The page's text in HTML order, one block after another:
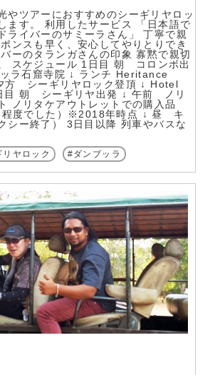
やツアーにおすすめのシーギリヤロッ
ます。 利用したサービス 「日本語で
ライバーのサミーラさん」 丁寧で親
ンスも早く、安心してやりとりでき
ーのタランガさんの印象 寡黙で親切
スケジュール 1日目 朝 コロンボ出
ラ石窟寺院 ↓ ランチ Heritance
方 シーギリヤロック登頂 ↓ Hotel
朝 シーギリヤ出発 ↓ 午前 ノリ
ノリタケアウトレットでの購入品
程度でした）※2018年時点 ↓ 昼 キ
シー終了） 3日目以降 列車やバスな
リヤロック ダンブッラ